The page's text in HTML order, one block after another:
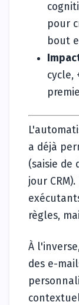
pour
bout
cycle,
a déjà
(saisie de
jour
règles,
À
des e-